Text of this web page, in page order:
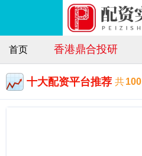
首页 香港鼎合投研
十大配资平台推荐 共100